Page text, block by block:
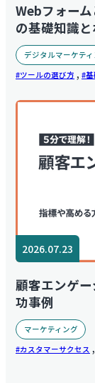
Webフォー
の基礎知識
デジタルマーケティ
ツールの選び方 ,
2026.07.23
顧客エンゲー
功事例
マーケティング
カスタマーサクセス ,